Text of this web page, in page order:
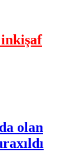
olan